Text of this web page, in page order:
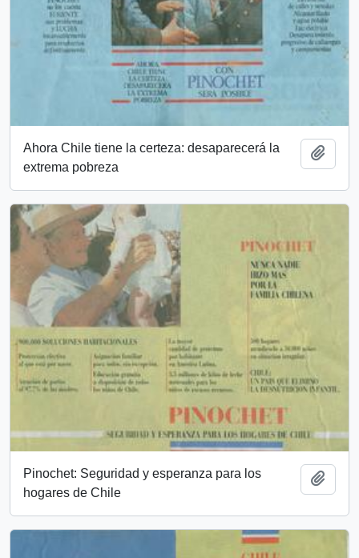
Ahora Chile tiene la certeza: desaparecerá la
extrema pobreza
Pinochet: Seguridad y esperanza para los
hogares de Chile